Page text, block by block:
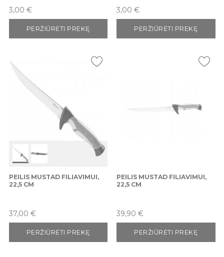
Kaina
3,00 €
PERŽIŪRĖTI PREKĘ
Kaina
3,00 €
PERŽIŪRĖTI PREKĘ
PEILIS MUSTAD FILIAVIMUI,
22,5 CM
Kaina
37,00 €
PERŽIŪRĖTI PREKĘ
PEILIS MUSTAD FILIAVIMUI,
22,5 CM
Kaina
39,90 €
PERŽIŪRĖTI PREKĘ